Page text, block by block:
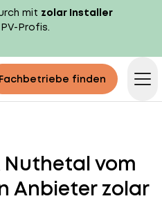
mit zolar Installer
Profis.
Fachbetriebe finden
vom
Anbieter zolar